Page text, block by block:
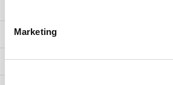
Marketing
Mijn account
Categorieën